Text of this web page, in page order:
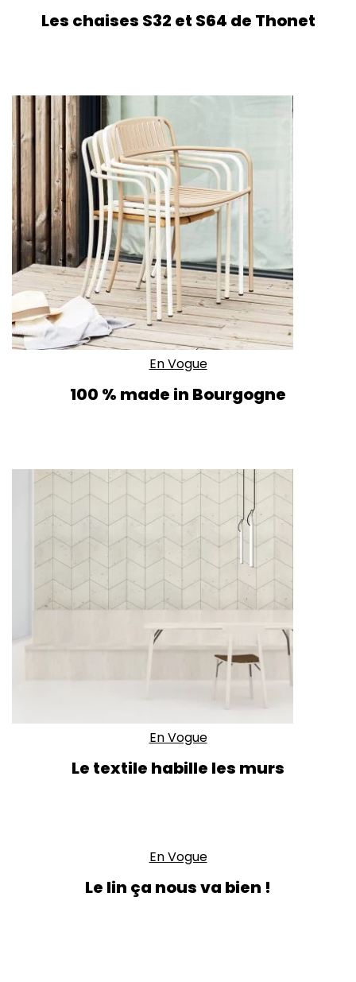
Les chaises S32 et S64 de Thonet
En Vogue
100 % made in Bourgogne
En Vogue
Le textile habille les murs
En Vogue
Le lin ça nous va bien !